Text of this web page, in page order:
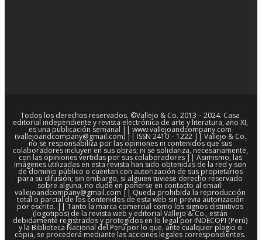
Todos los derechos reservados. ©Vallejo & Co. 2013 – 2024. Casa
editorial independiente y revista electrónica de arte y literatura, año XI,
es una publicación semanal || www.vallejoandcompany.com
(vallejoandcompany@gmail.com) || ISSN 2410 – 1222 || Vallejo & Co.
no se responsabiliza por las opiniones ni contenidos que sus
colaboradores incluyen en sus obras; ni se solidariza, necesariamente,
con las opiniones vertidas por sus colaboradores || Asimismo, las
imágenes utilizadas en esta revista han sido obtenidas de la red y son
de dominio público o cuentan con autorización de sus propietarios
para su difusión; sin embargo, si alguien tuviese derecho reservado
sobre alguna, no dude en ponerse en contacto al email:
vallejoandcompany@gmail.com || Queda prohibida la reproducción
total o parcial de los contenidos de esta web sin previa autorización
por escrito. || Tanto la marca comercial como los signos distintivos
(logotipos) de la revista web y editorial Vallejo & Co., están
debidamente registrados y protegidos en lo legal por INDECOPI (Perú)
y la Biblioteca Nacional del Perú por lo que, ante cualquier plagio o
copia, se procederá mediante las acciones legales correspondientes.